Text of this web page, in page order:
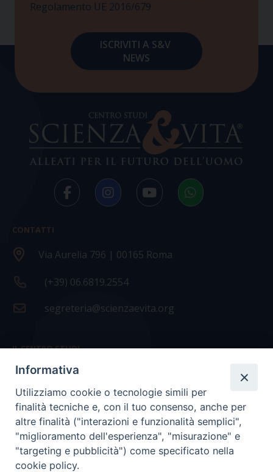
Regolamento UE 2016/679
CONTATTI
Via Aurelia 796 | 00165 Roma
(+39) 06.6819.2554
segreteria@scienzaevita.org
IL CENTRO STUDI
La nostra storia
Statuto
Presidenza e ufficio presidenza
Consiglio scientifico
Coordinamento nazionale
Informativa
Utilizziamo cookie o tecnologie simili per
finalità tecniche e, con il tuo consenso, anche per
altre finalità ("interazioni e funzionalità semplici",
"miglioramento dell'esperienza", "misurazione" e
"targeting e pubblicità") come specificato nella
cookie policy.